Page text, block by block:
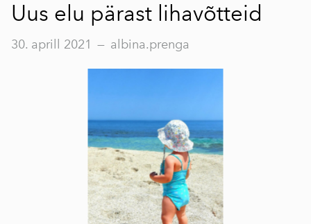
Uus elu pärast lihavõtteid
30. aprill 2021 — albina.prenga